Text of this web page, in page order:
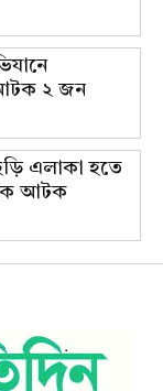
২ জন
এলাকা হতে
আটক